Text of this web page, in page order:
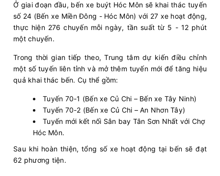
Ở giai đoạn đầu, bến xe buýt Hóc Môn sẽ khai thác tuyến
số 24 (Bến xe Miền Đông - Hóc Môn) với 27 xe hoạt động,
thực hiện 276 chuyến mỗi ngày, tần suất từ 5 - 12 phút
một chuyến.
Trong thời gian tiếp theo, Trung tâm dự kiến điều chỉnh
một số tuyến liên tỉnh và mở thêm tuyến mới để tăng hiệu
quả khai thác bến. Cụ thể gồm:
Tuyến 70-1 (Bến xe Củ Chi – Bến xe Tây Ninh)
Tuyến 70-2 (Bến xe Củ Chi – An Nhơn Tây)
Tuyến mới kết nối Sân bay Tân Sơn Nhất với Chợ
Hóc Môn.
Sau khi hoàn thiện, tổng số xe hoạt động tại bến sẽ đạt
62 phương tiện.